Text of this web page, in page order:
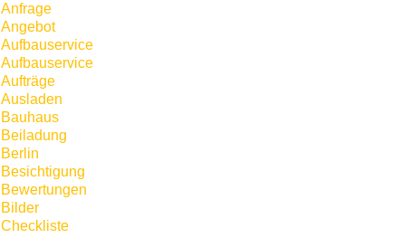
Anfrage
Angebot
Aufbauservice
Aufbauservice
Aufträge
Ausladen
Bauhaus
Beiladung
Berlin
Besichtigung
Bewertungen
Bilder
Checkliste